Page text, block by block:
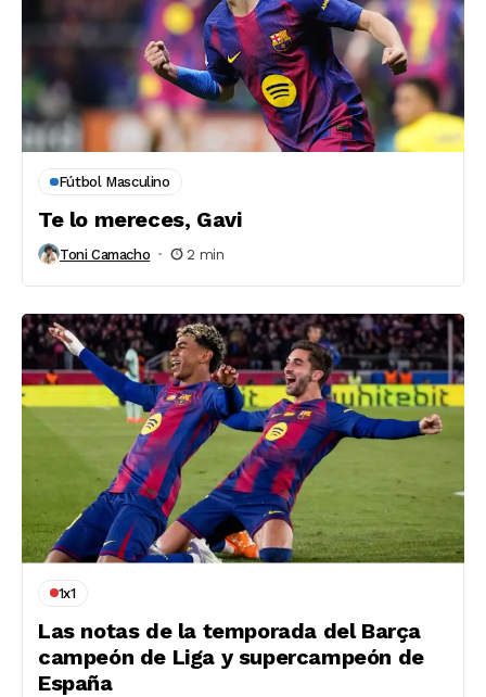
Fútbol Masculino
Te lo mereces, Gavi
Toni Camacho 2 min
1x1
Las notas de la temporada del Barça
campeón de Liga y supercampeón de
España